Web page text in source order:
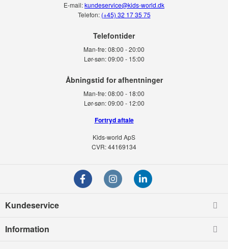
E-mail:kundeservice@kids-world.dk
Telefon: (+45) 32 17 35 75
Telefontider
Man-fre:08:00 - 20:00
Lør-søn: 09:00 - 15:00
Man-fre:08:00 - 18:00
Lør-søn:09:00 - 12:00
Fortryd aftale
Kids-world ApS
CVR: 44169134
Kundeservice
Information